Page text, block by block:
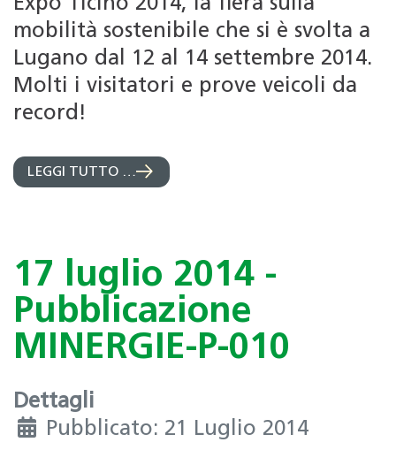
mobilità sostenibile che si è svolta a
Lugano dal 12 al 14 settembre 2014.
Molti i visitatori e prove veicoli da
record!
LEGGI TUTTO …
17 luglio 2014 -
Pubblicazione
MINERGIE-P-010
Dettagli
Pubblicato: 21 Luglio 2014